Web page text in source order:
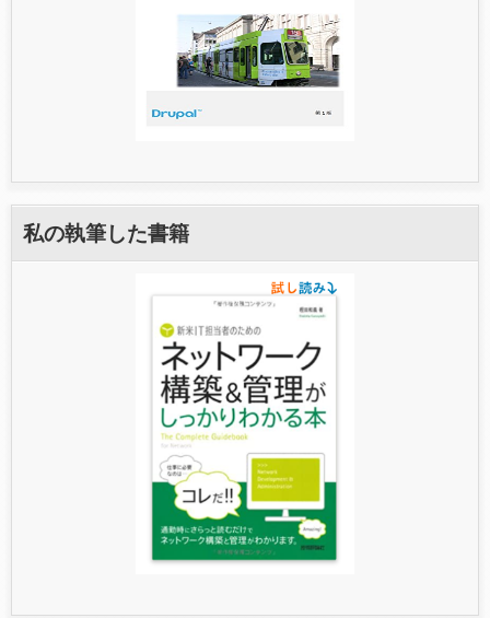
私の執筆した書籍